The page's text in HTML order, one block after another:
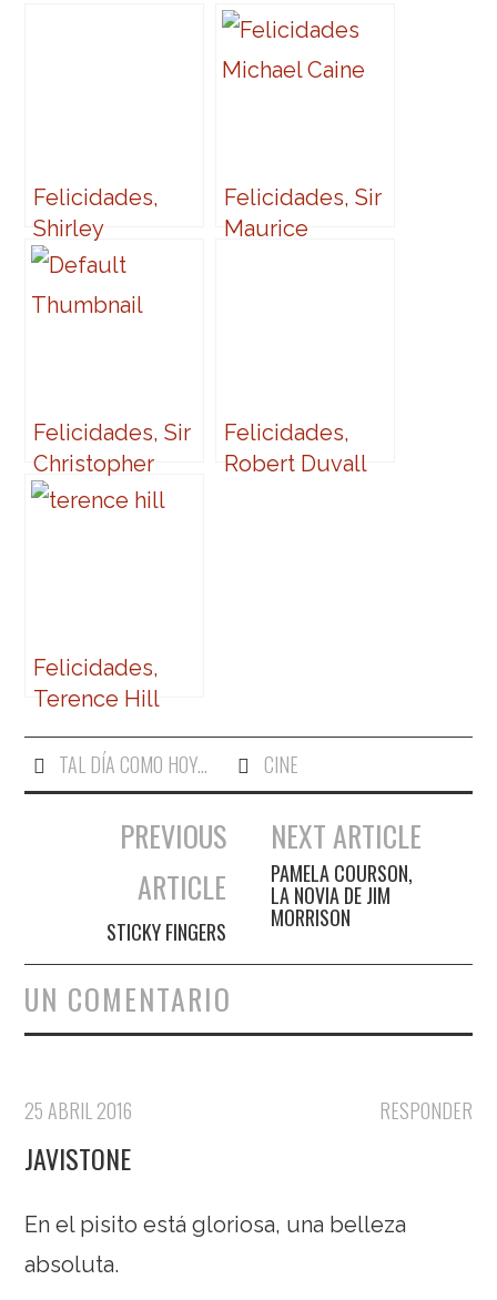
Felicidades,
Shirley
Felicidades, Sir
Maurice
Felicidades, Sir
Christopher
Felicidades,
Robert Duvall
Felicidades,
Terence Hill
TAL DÍA COMO HOY... CINE
Navegación de entradas
PREVIOUS
ARTICLE
STICKY FINGERS
NEXT ARTICLE
PAMELA COURSON,
LA NOVIA DE JIM
MORRISON
UN COMENTARIO
RESPONDER
25 ABRIL 2016
JAVISTONE
En el pisito está gloriosa, una belleza
absoluta.